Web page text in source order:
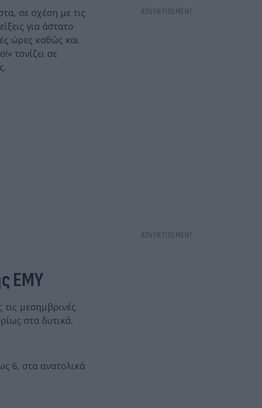
σε σχέση με τις
για άστατο
ώρες καθώς και
τονίζει σε
ΕΜΥ
τις μεσημβρινές
στα δυτικά.
6, στα ανατολικά